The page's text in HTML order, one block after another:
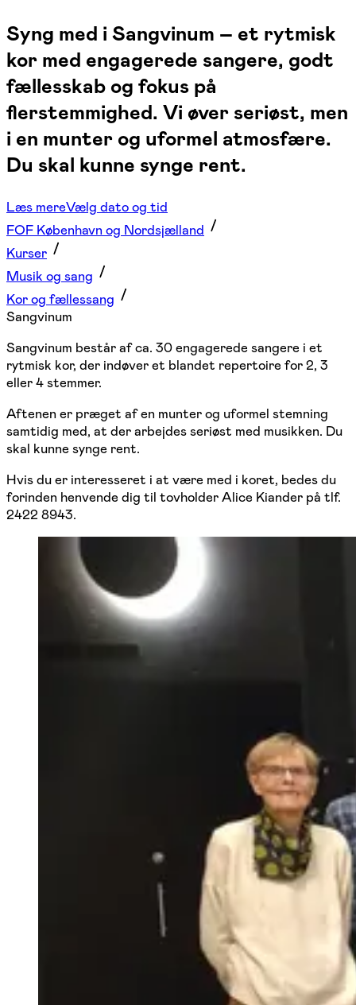
Syng med i Sangvinum – et rytmisk
kor med engagerede sangere, godt
fællesskab og fokus på
flerstemmighed. Vi øver seriøst, men
i en munter og uformel atmosfære.
Du skal kunne synge rent.
Læs mereVælg dato og tid
FOF København og Nordsjælland
Kurser
Musik og sang
Kor og fællessang
Sangvinum
Sangvinum består af ca. 30 engagerede sangere i et
rytmisk kor, der indøver et blandet repertoire for 2, 3
eller 4 stemmer.
Aftenen er præget af en munter og uformel stemning
samtidig med, at der arbejdes seriøst med musikken. Du
skal kunne synge rent.
Hvis du er interesseret i at være med i koret, bedes du
forinden henvende dig til tovholder Alice Kiander på tlf.
2422 8943.